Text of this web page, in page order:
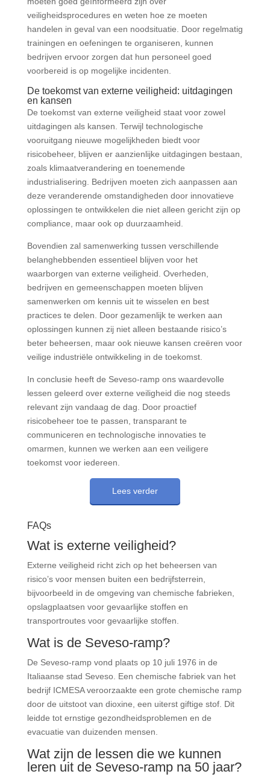
veiligheidsprocedures en weten hoe ze moeten
handelen in geval van een noodsituatie. Door regelmatig
trainingen en oefeningen te organiseren, kunnen
bedrijven ervoor zorgen dat hun personeel goed
voorbereid is op mogelijke incidenten.
De toekomst van externe veiligheid: uitdagingen
en kansen
De toekomst van externe veiligheid staat voor zowel
uitdagingen als kansen. Terwijl technologische
vooruitgang nieuwe mogelijkheden biedt voor
risicobeheer, blijven er aanzienlijke uitdagingen bestaan,
zoals klimaatverandering en toenemende
industrialisering. Bedrijven moeten zich aanpassen aan
deze veranderende omstandigheden door innovatieve
oplossingen te ontwikkelen die niet alleen gericht zijn op
compliance, maar ook op duurzaamheid.
Bovendien zal samenwerking tussen verschillende
belanghebbenden essentieel blijven voor het
waarborgen van externe veiligheid. Overheden,
bedrijven en gemeenschappen moeten blijven
samenwerken om kennis uit te wisselen en best
practices te delen. Door gezamenlijk te werken aan
oplossingen kunnen zij niet alleen bestaande risico’s
beter beheersen, maar ook nieuwe kansen creëren voor
veilige industriële ontwikkeling in de toekomst.
In conclusie heeft de Seveso-ramp ons waardevolle
lessen geleerd over externe veiligheid die nog steeds
relevant zijn vandaag de dag. Door proactief
risicobeheer toe te passen, transparant te
communiceren en technologische innovaties te
omarmen, kunnen we werken aan een veiligere
toekomst voor iedereen.
Lees verder
FAQs
Wat is externe veiligheid?
Externe veiligheid richt zich op het beheersen van
risico’s voor mensen buiten een bedrijfsterrein,
bijvoorbeeld in de omgeving van chemische fabrieken,
opslagplaatsen voor gevaarlijke stoffen en
transportroutes voor gevaarlijke stoffen.
Wat is de Seveso-ramp?
De Seveso-ramp vond plaats op 10 juli 1976 in de
Italiaanse stad Seveso. Een chemische fabriek van het
bedrijf ICMESA veroorzaakte een grote chemische ramp
door de uitstoot van dioxine, een uiterst giftige stof. Dit
leidde tot ernstige gezondheidsproblemen en de
evacuatie van duizenden mensen.
Wat zijn de lessen die we kunnen
leren uit de Seveso-ramp na 50 jaar?